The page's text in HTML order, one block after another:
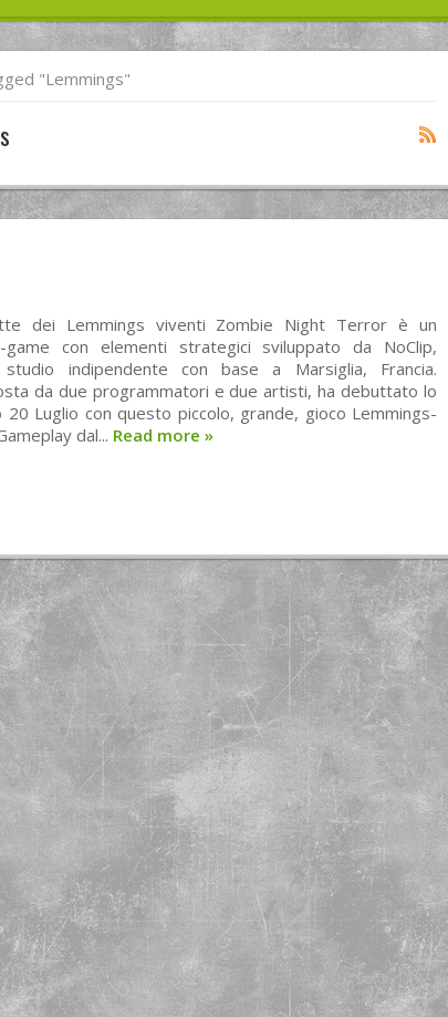
"lemmings"
dei Lemmings viventi Zombie Night Terror è un
game con elementi strategici sviluppato da NoClip,
studio indipendente con base a Marsiglia, Francia.
da due programmatori e due artisti, ha debuttato lo
20 Luglio con questo piccolo, grande, gioco Lemmings-
dal... Read more »